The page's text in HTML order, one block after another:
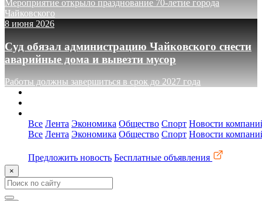
Мероприятие открыло празднование 70-летие города
Чайковского
8 июня 2026
Суд обязал администрацию Чайковского снести
аварийные дома и вывезти мусор
Работы должны завершиться в срок до 2027 года
Все Лента Экономика Общество Спорт Новости
Все Лента Экономика Общество Спорт Новости
Предложить новость Бесплатные объявления
×